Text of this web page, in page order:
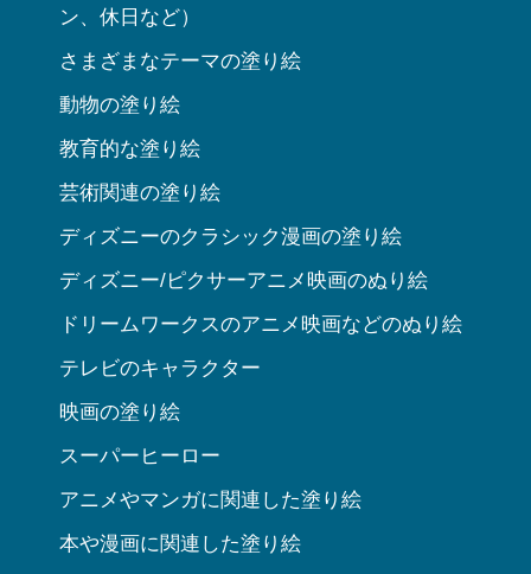
ン、休日など）
さまざまなテーマの塗り絵
動物の塗り絵
教育的な塗り絵
芸術関連の塗り絵
ディズニーのクラシック漫画の塗り絵
ディズニー/ピクサーアニメ映画のぬり絵
ドリームワークスのアニメ映画などのぬり絵
テレビのキャラクター
映画の塗り絵
スーパーヒーロー
アニメやマンガに関連した塗り絵
本や漫画に関連した塗り絵